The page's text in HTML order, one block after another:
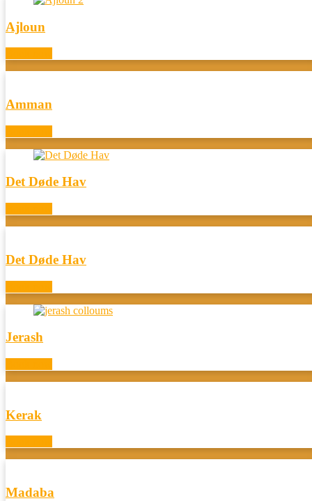
Ajloun
Amman
Det Døde Hav
Det Døde Hav
Jerash
Kerak
Madaba